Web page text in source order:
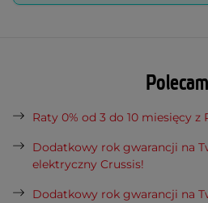
Raty 0% od 3 do 10 miesięcy z
Dodatkowy rok gwarancji na
elektryczny Crussis!
Dodatkowy rok gwarancji na